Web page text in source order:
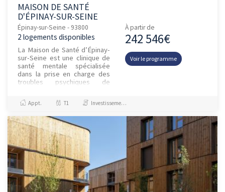
MAISON DE SANTÉ
D'ÉPINAY-SUR-SEINE
Épinay-sur-Seine - 93800
2 logements disponibles
La Maison de Santé d’Épinay-
sur-Seine est une clinique de
santé mentale spécialisée
dans la prise en charge des
troubles psychiques de
historique en bordure d...
À partir de
242 546€
Voir le programme
Appt. T1 Investissement et Défiscalisation